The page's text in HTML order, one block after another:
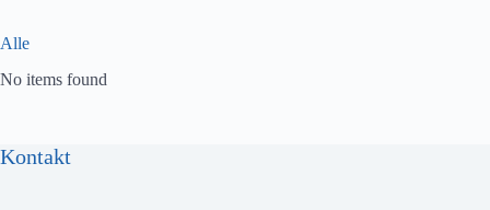
Alle
No items found
Kontakt